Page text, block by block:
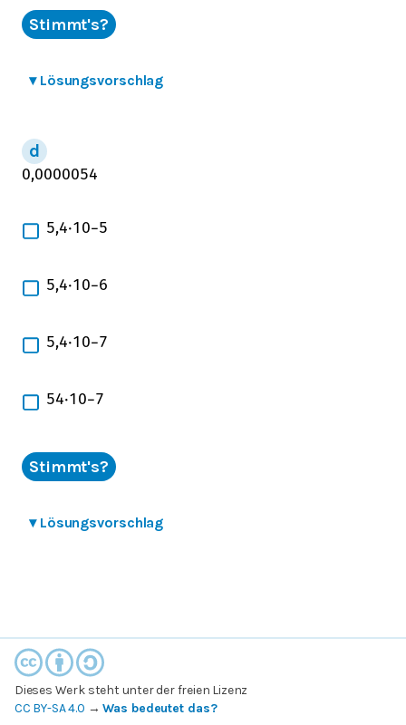
Stimmt's?
▾ Lösungsvorschlag
0,0000054
5,4⋅10−5
5,4⋅10−6
5,4⋅10−7
54⋅10−7
Stimmt's?
▾ Lösungsvorschlag
Dieses Werk steht unter der freien Lizenz
CC BY-SA 4.0 →Was bedeutet das?